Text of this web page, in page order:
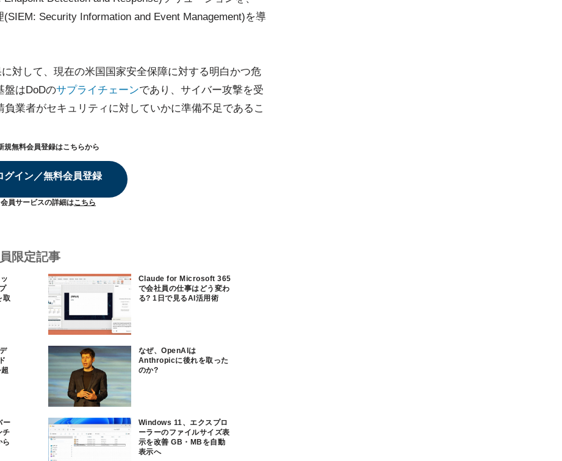
Security Information and Event Management)を導
対して、現在の米国国家安全保障に対する明白かつ危
盤はDoDのサプライチェーンであり、サイバー攻撃を受
業者がセキュリティに対していかに準備不足であるこ
規無料会員登録はこちらから
グイン／無料会員登録
会員サービスの詳細はこちら
限定記事
取
Claude for Microsoft 365
で会社員の仕事はどう変わ
る? 1日で見るAI活用術
なぜ、OpenAIは
Anthropicに後れを取った
のか?
ー
チ
ら
Windows 11、エクスプロ
ーラーのファイルサイズ表
示を改善 GB・MBを自動
表示へ